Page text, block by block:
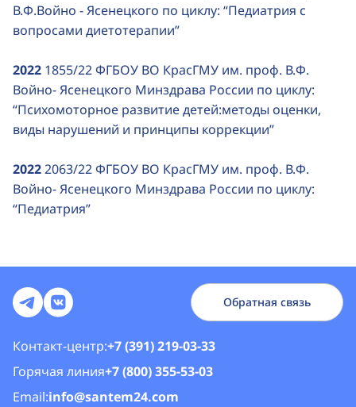
В.Ф.Войно - Ясенецкого по циклу: “Педиатрия с
вопросами диетотерапии”
2022 1855/22 ФГБОУ ВО КрасГМУ им. проф. В.Ф.
Войно- Ясенецкого Минздрава России по циклу:
“Психомоторное развитие детей:методы оценки,
виды нарушений и принципы коррекции”
20222063/22 ФГБОУ ВО КрасГМУ им. проф. В.Ф.
Войно- Ясенецкого Минздрава России по циклу:
“Педиатрия”
Контакт-центр:+7 (391) 219-03-33
Горячая линия+7 (800) 355-53-03
Email:info@santem24.com
Обратная связь